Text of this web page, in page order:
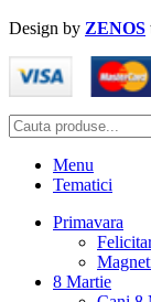
Design by ZENOS
Menu
Tematici
Primavara
8 Martie